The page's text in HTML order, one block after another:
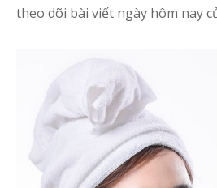
theo dõi bài viết ngày hôm nay